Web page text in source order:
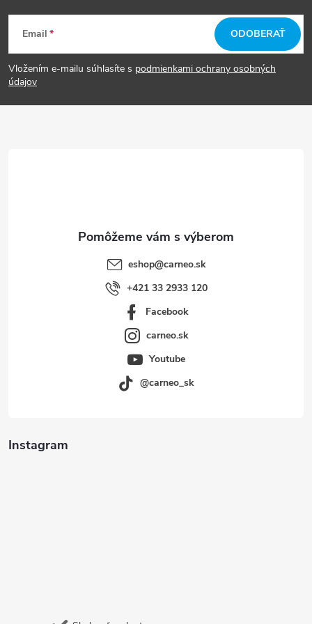
Z
á
p
Email
Vložením e-mailu súhlasíte s podmienkami ochrany osobných
údajov
ODOBERAŤ
Instagram
eshop@carneo.sk
+421 33 2933 120
Facebook
carneo.sk
Youtube
@carneo_sk